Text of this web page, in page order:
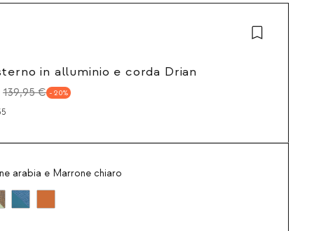
in alluminio e corda Drian
139,95 € 20
arabia e Marrone chiaro